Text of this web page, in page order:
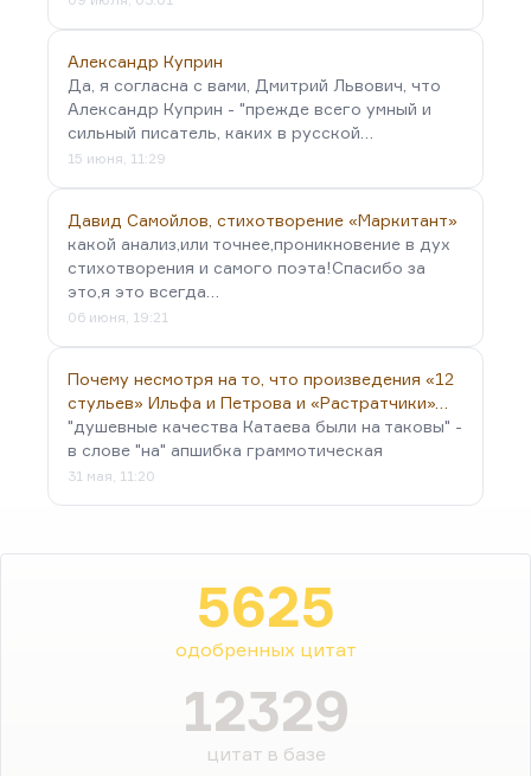
Александр Куприн
Да, я согласна с вами, Дмитрий Львович, что
Александр Куприн - "прежде всего умный и
сильный писатель, каких в русской…
15 июня, 11:29
Давид Самойлов, стихотворение «Маркитант»
какой анализ,или точнее,проникновение в дух
стихотворения и самого поэта!Спасибо за
это,я это всегда…
06 июня, 19:21
Почему несмотря на то, что произведения «12
стульев» Ильфа и Петрова и «Растратчики»…
"душевные качества Катаева были на таковы" -
в слове "на" апшибка граммотическая
31 мая, 11:20
5625
одобренных цитат
12329
цитат в базе